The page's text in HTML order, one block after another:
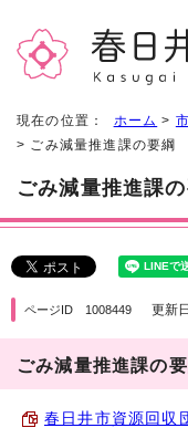
現在の位置： ホーム >
> ごみ減量推進課の要綱
ごみ減量推進課
ページID 1008449 更新
ごみ減量推進課の
春日井市資源回収